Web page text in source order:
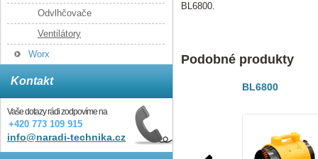
BL6800.
Podobné produkty
BL6800
Odvlhčovače
Ventilátory
Worx
Kontakt
Vaše dotazy rádi zodpovíme na
+420 773 109 915
info@naradi-technika.cz